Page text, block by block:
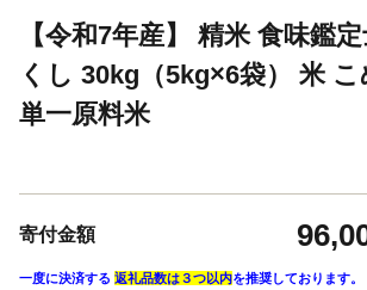
【令和7年産】 精米 食味鑑
くし 30kg（5kg×6袋） 米
単一原料米
寄付金額
一度に決済する 返礼品数は３つ以内を推奨しております。